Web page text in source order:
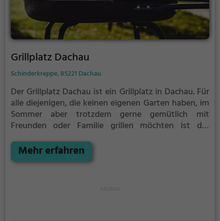
Grillplatz Dachau
Schinderkreppe, 85221 Dachau
Der Grillplatz Dachau ist ein Grillplatz in Dachau. Für
alle diejenigen, die keinen eigenen Garten haben, im
Sommer aber trotzdem gerne gemütlich mit
Freunden oder Familie grillen möchten ist der
Holzkohle.
Mehr erfahren